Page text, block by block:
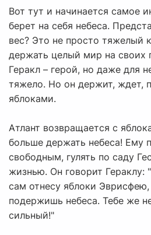
Вот тут и начинается самое
берет на себя небеса.
вес? Это не просто тяжелый
держать целый мир на своих
Геракл – герой, но даже для
тяжело. Но он держит, ждет,
яблоками.
Атлант возвращается с
больше держать небеса! Ему
свободным, гулять по саду
жизнью. Он говорит Гераклу:
сам отнесу яблоки
подержишь небеса. Тебе же
сильный!"